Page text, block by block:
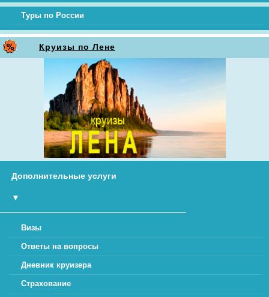
Туры по России
Круизы по Лене
Дополнительные услуги
▼
Визы
Ответы на вопросы
Дневник круизера
Страхование